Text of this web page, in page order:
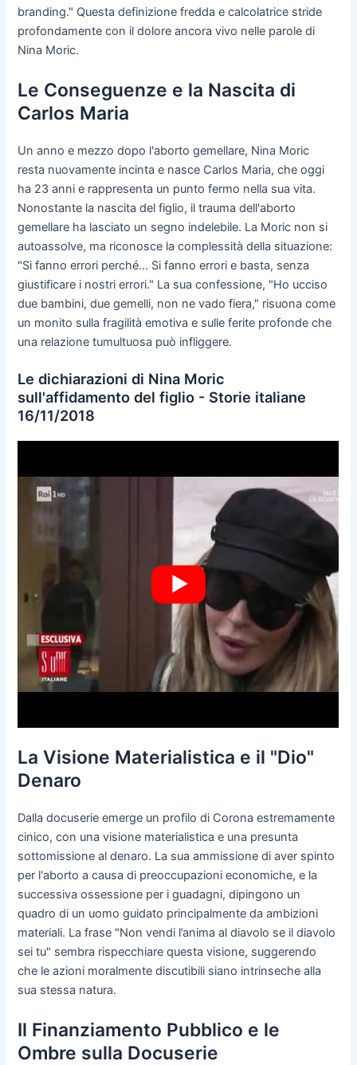
branding." Questa definizione fredda e calcolatrice stride
profondamente con il dolore ancora vivo nelle parole di
Nina Moric.
Le Conseguenze e la Nascita di
Carlos Maria
Un anno e mezzo dopo l'aborto gemellare, Nina Moric
resta nuovamente incinta e nasce Carlos Maria, che oggi
ha 23 anni e rappresenta un punto fermo nella sua vita.
Nonostante la nascita del figlio, il trauma dell'aborto
gemellare ha lasciato un segno indelebile. La Moric non si
autoassolve, ma riconosce la complessità della situazione:
"Si fanno errori perché… Si fanno errori e basta, senza
giustificare i nostri errori." La sua confessione, "Ho ucciso
due bambini, due gemelli, non ne vado fiera," risuona come
un monito sulla fragilità emotiva e sulle ferite profonde che
una relazione tumultuosa può infliggere.
Le dichiarazioni di Nina Moric
sull'affidamento del figlio - Storie italiane
16/11/2018
La Visione Materialistica e il "Dio"
Denaro
Dalla docuserie emerge un profilo di Corona estremamente
cinico, con una visione materialistica e una presunta
sottomissione al denaro. La sua ammissione di aver spinto
per l'aborto a causa di preoccupazioni economiche, e la
successiva ossessione per i guadagni, dipingono un
quadro di un uomo guidato principalmente da ambizioni
materiali. La frase "Non vendi l’anima al diavolo se il diavolo
sei tu" sembra rispecchiare questa visione, suggerendo
che le azioni moralmente discutibili siano intrinseche alla
sua stessa natura.
Il Finanziamento Pubblico e le
Ombre sulla Docuserie